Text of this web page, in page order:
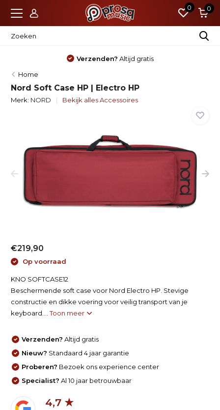
0 0
Verzenden? Altijd gratis
Home
Nord Soft Case HP | Electro HP
Merk: NORD Bekijk alles Accessoires
€219,90
Op voorraad
KNO SOFTCASE12
Beschermende soft case voor Nord Electro HP. Stevige
constructie en dikke voering voor veilig transport van je
keyboard....Toon meer
Verzenden? Altijd gratis
Nieuw? Standaard 4 jaar garantie
Proberen? Bezoek ons experience center
Specialist? Al 10 jaar betrouwbaar
4,7 ★